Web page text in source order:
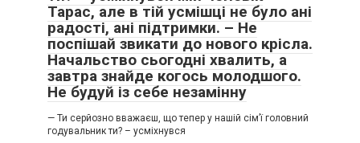
Тарас, але в тій усмішці не було ані
радості, ані підтримки. – Не
поспішай звикати до нового крісла.
Начальство сьогодні хвалить, а
завтра знайде когось молодшого.
Не будуй із себе незамінну
— Ти серйозно вважаєш, що тепер у нашій сім’ї головний
годувальник ти? – усміхнувся